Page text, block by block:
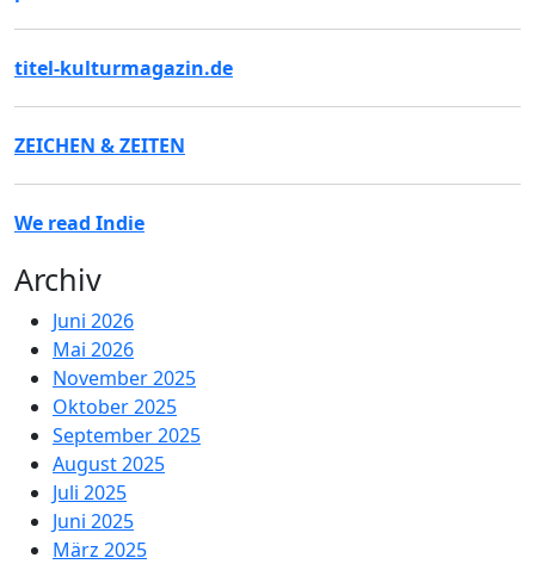
titel-kulturmagazin.de
ZEICHEN & ZEITEN
We read Indie
Archiv
Juni 2026
Mai 2026
November 2025
Oktober 2025
September 2025
August 2025
Juli 2025
Juni 2025
März 2025